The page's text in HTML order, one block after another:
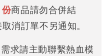
份商品請勿合併結
消訂單不另通知。
求請主動聯繫熱血模